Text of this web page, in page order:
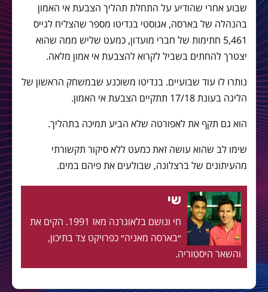
שבוע אחרי שהודיע על התחלת תהליך הצבעת אי האמון
בהנהלה של בארסה, אגוסטי בנדיטו מספר שהצליח לגייס
5,461 חתימות של חברי מועדון, כמעט שליש ממה שהוא
יצטרך להחתים בשביל לקרוא להצבעת אי אמון מלאה.
נותרו לו עוד שבועיים. בנדיטו משוכנע שבמשחק הראשון של
הליגה בעונת 17/18 תתקיים הצבעת אי האמון.
הוא גם תקף את לאפורטה שלא הביע תמיכה בתהליך.
שימו לב שהוא עושה זאת כמעט ללא סיקור תקשורתי
מהעיתונים של ברצלונה, שבולעים את פיהם במים.
שי
חי ונושם בלאוגרנה מאז 1991. הקים את
״בארסה מאניה״ כפרויקט צד בתיכון,
והשאר היסטוריה.